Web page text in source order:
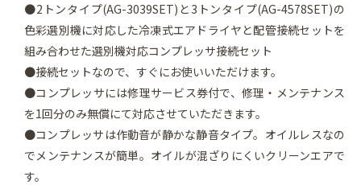
●2トンタイプ(AG-3039SET)と3トンタイプ(AG-4578SET)の
色彩選別機に対応した冷凍式エアドライヤと配管接続セットを
組み合わせた選別機対応コンプレッサ接続セット
●接続セットなので、すぐにお使いいただけます。
●コンプレッサには修理サービス券付で、修理・メンテナンス
を1回分のみ無償にて対応させていただきます。
●コンプレッサは作動音が静かな静音タイプ。オイルレスなの
でメンテナンスが簡単。オイルが混ざりにくいクリーンエアで
す。